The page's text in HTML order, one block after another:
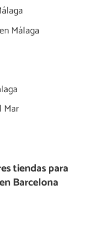
Málaga
Mar
tiendas para
Barcelona